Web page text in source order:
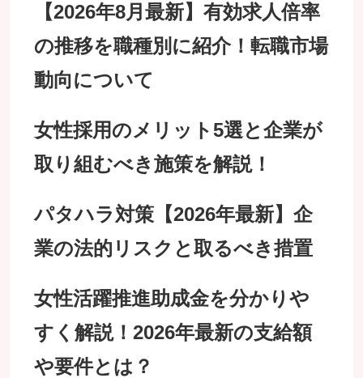
【2026年8月最新】有効求人倍率
の推移を職種別に紹介！転職市場
動向について
女性採用のメリット5選と企業が
取り組むべき施策を解説！
パタハラ対策【2026年最新】企
業の法的リスクと取るべき措置
女性活躍推進助成金を分かりや
すく解説！2026年最新の支給額
や要件とは？